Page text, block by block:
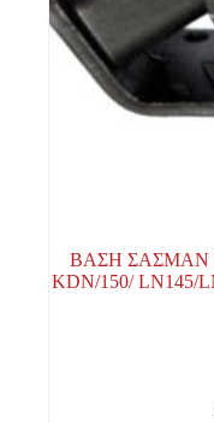
ΒΑΣΗ ΣΑΣΜΑΝ
KDN/150/ LN145/